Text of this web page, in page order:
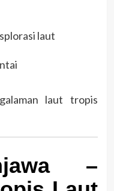
laut
laut tropis
–